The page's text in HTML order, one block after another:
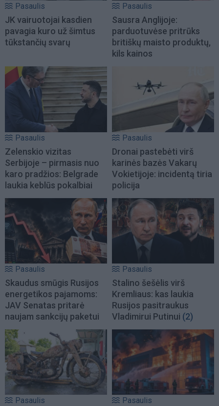
Pasaulis
JK vairuotojai kasdien
pavagia kuro už šimtus
tūkstančių svarų
Pasaulis
Sausra Anglijoje:
parduotuvėse pritrūks
britiškų maisto produktų,
kils kainos
Pasaulis
Zelenskio vizitas
Serbijoje – pirmasis nuo
karo pradžios: Belgrade
laukia keblūs pokalbiai
Pasaulis
Dronai pastebėti virš
karinės bazės Vakarų
Vokietijoje: incidentą tiria
policija
Pasaulis
Skaudus smūgis Rusijos
energetikos pajamoms:
JAV Senatas pritarė
naujam sankcijų paketui
Pasaulis
Stalino šešėlis virš
Kremliaus: kas laukia
Rusijos pasitraukus
Vladimirui Putinui (2)
Pasaulis Pasaulis